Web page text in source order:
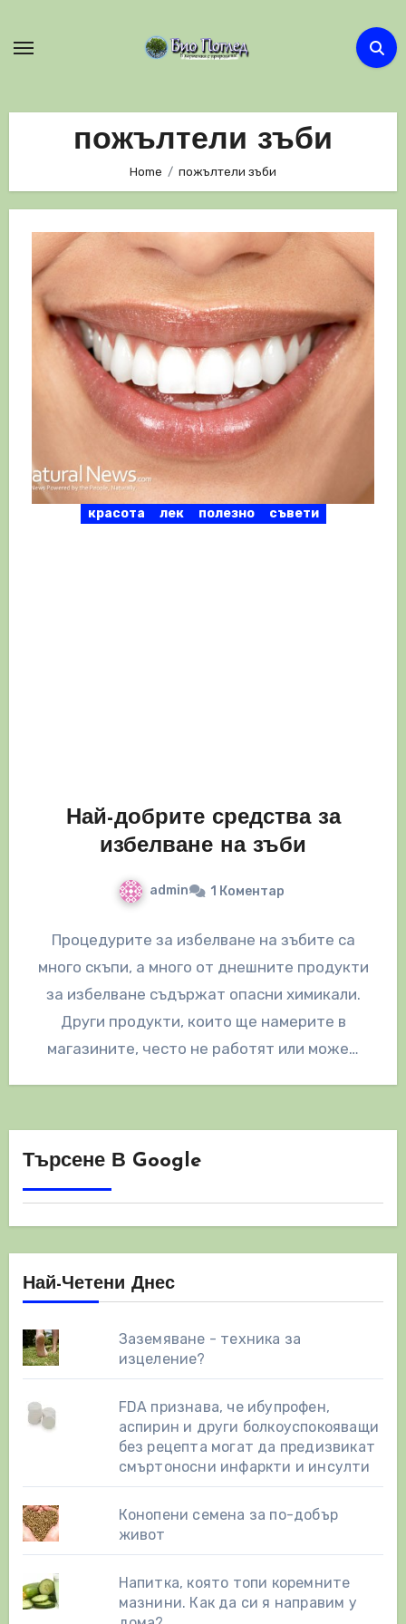
пожълтели зъби
Home пожълтели зъби
красота лек полезно съвети
Най-добрите средства за
избелване на зъби
admin 1 Коментар
Процедурите за избелване на зъбите са
много скъпи, а много от днешните продукти
за избелване съдържат опасни химикали.
Други продукти, които ще намерите в
магазините, често не работят или може…
Търсене В Google
Най-Четени Днес
Заземяване - техника за
изцеление?
FDA признава, че ибупрофен,
аспирин и други болкоуспокояващи
без рецепта могат да предизвикат
смъртоносни инфаркти и инсулти
Конопени семена за по-добър
живот
Напитка, която топи коремните
мазнини. Как да си я направим у